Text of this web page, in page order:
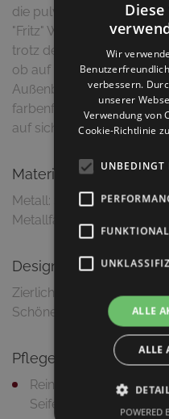
die pulverbeschichtete
"Fritz" Wind und Wetter
trotz der filigranen Optik
ob auf Balkon, Terrasse
Außenbereich ganz
farbenfrohen Varianten
auf sich.
Material & Ausführung
Metall: Stahl,
Metallfarbe: Türkis, matt
Design
Zierliche, sowie filigrane
Schöne
Pflegetipps
Reinigung mit
Seifenlauge
Wir
verbessern.
unserer
Verwendung von
Cookie-Richtlinie
UNBEDINGT
ALLE
ALLE
POWERED